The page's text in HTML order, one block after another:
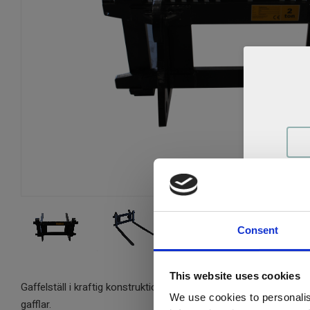
Consent
This website uses cookies
We use cookies to
Gaffelställ i kraftig konstruktion med bra genomsikt. FEM
gafflar.